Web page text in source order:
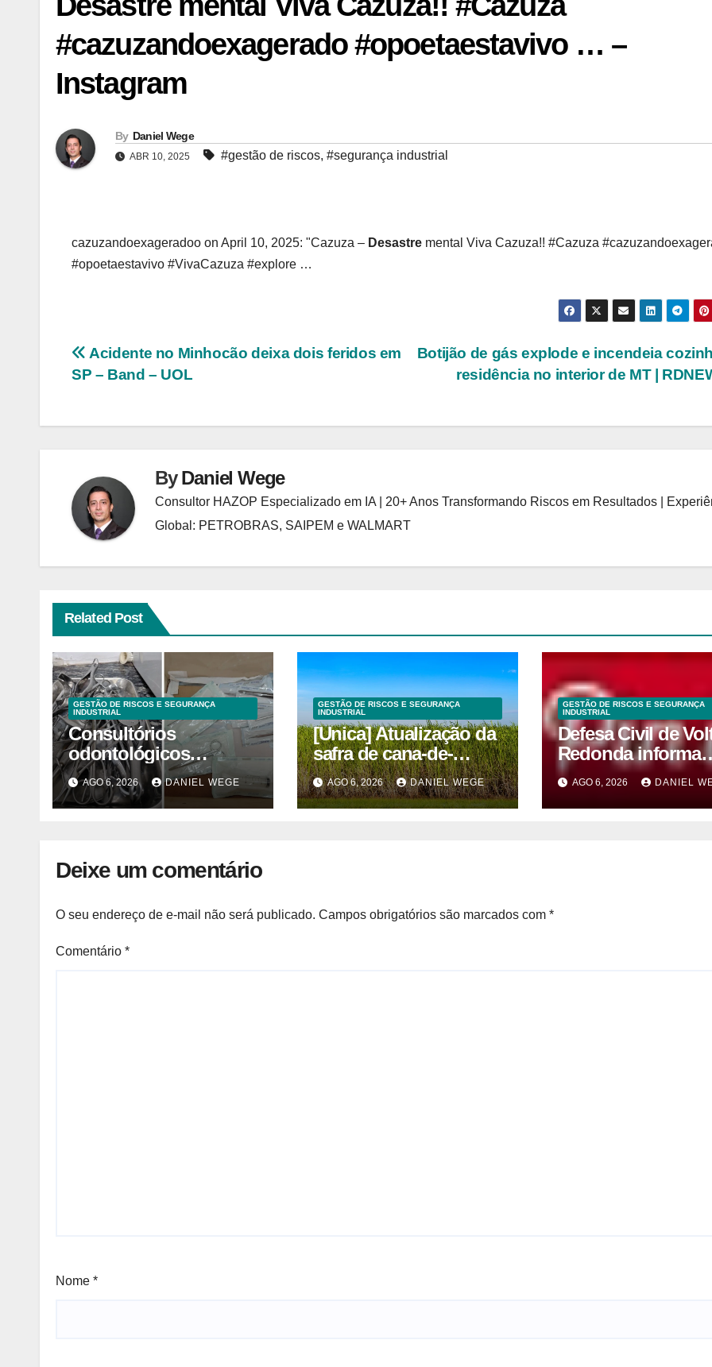
#cazuzandoexagerado #opoetaestavivo … –
Instagram
By Daniel Wege
ABR 10, 2025 #gestão de riscos, #segurança industrial
cazuzandoexageradoo on April 10, 2025: "Cazuza – Desastre mental Viva Cazuza!! #Cazuza
#opoetaestavivo #VivaCazuza #explore …
Navegação
Post
Botijão de gás explode e incendeia
residência no interior de MT |
Acidente no Minhocão deixa dois feridos em
SP – Band – UOL
ByDaniel Wege
Consultor HAZOP Especializado em IA | 20+ Anos Transformando Riscos em Resultados |
Global: PETROBRAS, SAIPEM e WALMART
Related Post
GESTÃO DE RISCOS E SEGURANÇA
INDUSTRIAL
Consultórios
odontológicos
interditados em
Campinas superam
2025
AGO 6, 2026 DANIEL WEGE
GESTÃO DE RISCOS E SEGURANÇA
INDUSTRIAL
[Unica] Atualização da
safra de cana-de-
açúcar 2026/27 – 1ª e 2ª
quinzenas de junho
AGO 6, 2026 DANIEL WEGE
GESTÃO DE RISCOS E SEGURANÇA
INDUSTRIAL
Defesa Civil de
Redonda informa
sobre atos
por conta de efeitos
meteorológicos
AGO 6, 2026 DANIEL
Deixe um comentário
O seu endereço de e-mail não será publicado. Campos obrigatórios são marcados com *
Comentário *
Nome *